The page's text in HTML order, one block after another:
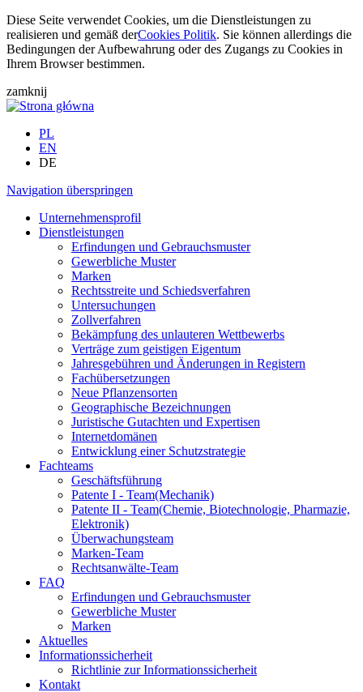
Diese Seite verwendet Cookies, um die Dienstleistungen zu
realisieren und gemäß derCookies Politik. Sie können allerdings die
Bedingungen der Aufbewahrung oder des Zugangs zu Cookies in
Ihrem Browser bestimmen.
zamknij
PL
EN
DE
Navigation überspringen
Unternehmensprofil
Dienstleistungen
Erfindungen und Gebrauchsmuster
Gewerbliche Muster
Marken
Rechtsstreite und Schiedsverfahren
Untersuchungen
Zollverfahren
Bekämpfung des unlauteren Wettbewerbs
Verträge zum geistigen Eigentum
Jahresgebühren und Änderungen in Registern
Fachübersetzungen
Neue Pflanzensorten
Geographische Bezeichnungen
Juristische Gutachten und Expertisen
Internetdomänen
Entwicklung einer Schutzstrategie
Fachteams
Geschäftsführung
Patente I - Team(Mechanik)
Patente II - Team(Chemie, Biotechnologie, Pharmazie,
Elektronik)
Überwachungsteam
Marken-Team
Rechtsanwälte-Team
FAQ
Erfindungen und Gebrauchsmuster
Gewerbliche Muster
Marken
Aktuelles
Informationssicherheit
Richtlinie zur Informationssicherheit
Kontakt